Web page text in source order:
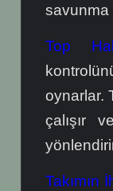
savunma
Top
oynarlar.
çalışır
Takımın